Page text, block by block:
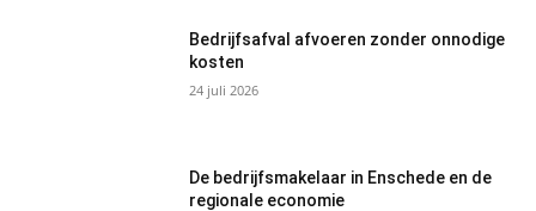
Bedrijfsafval afvoeren zonder onnodige
kosten
24 juli 2026
De bedrijfsmakelaar in Enschede en de
regionale economie